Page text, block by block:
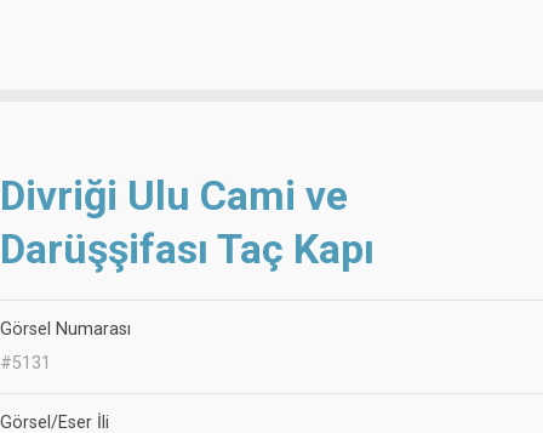
Divriği Ulu Cami ve
Darüşşifası Taç Kapı
Görsel Numarası
#5131
Görsel/Eser İli